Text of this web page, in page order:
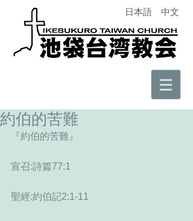
日本語 中文
約伯的苦難
『約伯的苦難』
宣召:詩篇77:1
聖經:約伯記2:1-11